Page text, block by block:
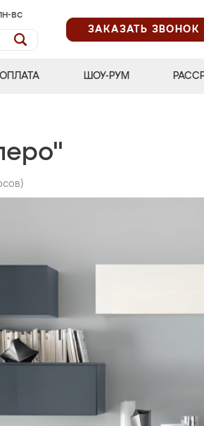
вс
ЗАКАЗАТЬ ЗВОНОК
ШОУ-РУМ